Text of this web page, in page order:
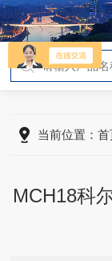
当前位置：首
MCH18科